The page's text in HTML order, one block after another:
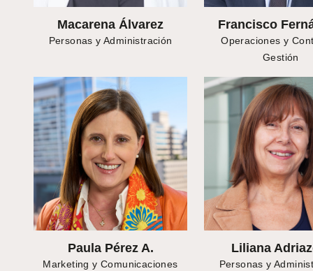
Macarena Álvarez
Personas y Administración
Francisco
Operaciones y
Gestión
Paula Pérez A.
Marketing y Comunicaciones
Liliana
Personas y